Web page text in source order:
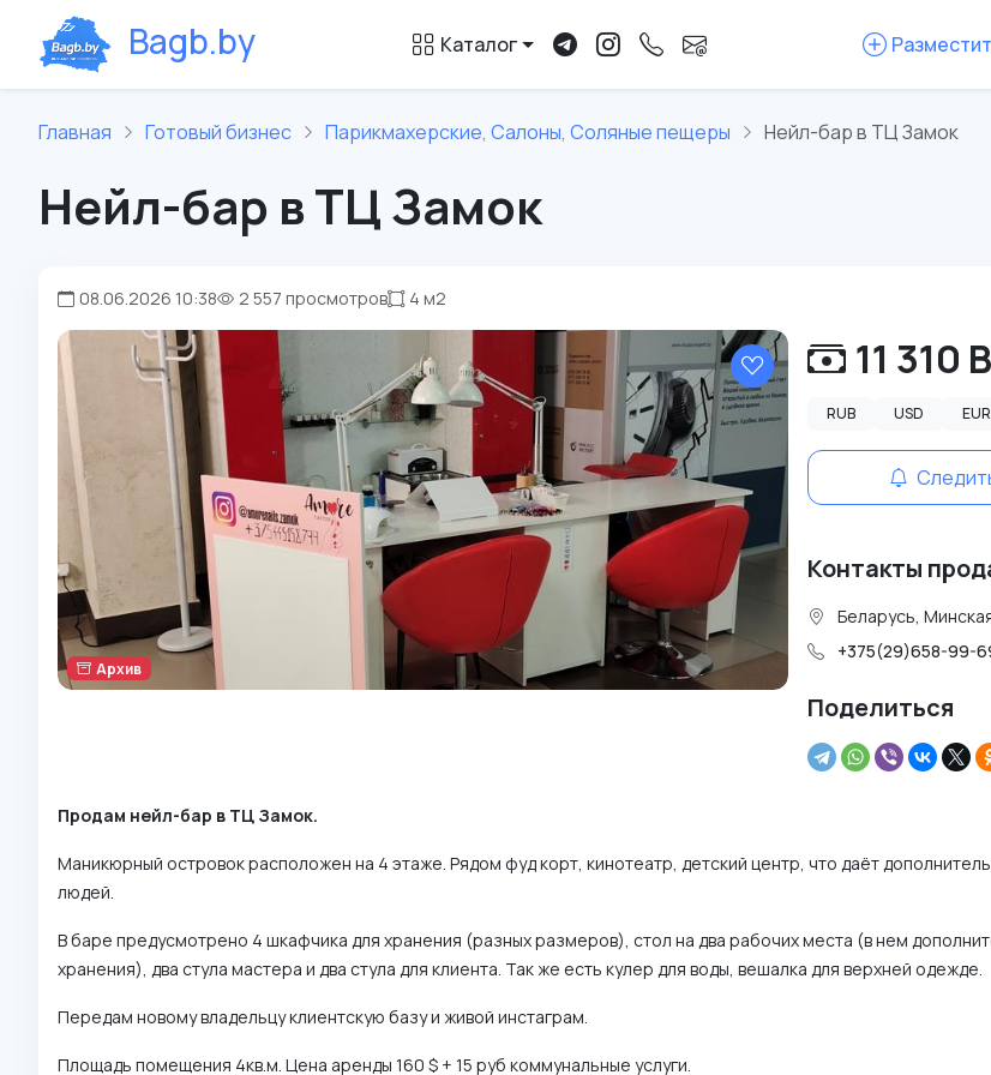
Bagb.by Каталог
Главная Готовый бизнес Парикмахерские, Салоны, Соляные пещеры Нейл-бар в ТЦ Замок
Нейл-бар в ТЦ Замок
08.06.2026 10:38 2 557 просмотров 4 м2
Архив
11 310
RUB USD EUR
Контакты
Беларусь,
+375(29)658-99-
Поделиться
Продам нейл-бар в ТЦ Замок.
Маникюрный островок расположен на 4 этаже. Рядом фуд корт, кинотеатр, детский центр, что даёт
людей.
В баре предусмотрено 4 шкафчика для хранения (разных размеров), стол на два рабочих места (в нем
хранения), два стула мастера и два стула для клиента. Так же есть кулер для воды, вешалка для верхней одежде.
Передам новому владельцу клиентскую базу и живой инстаграм.
Площадь помещения 4кв.м. Цена аренды 160 $ + 15 руб коммунальные услуги.